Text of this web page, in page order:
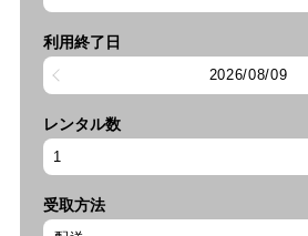
利用終了日
2026/08/09
レンタル数
受取方法